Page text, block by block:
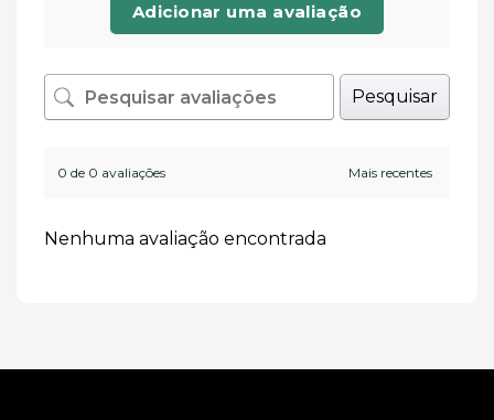
Adicionar uma avaliação
Pesquisar
0 de 0 avaliações
Nenhuma avaliação encontrada